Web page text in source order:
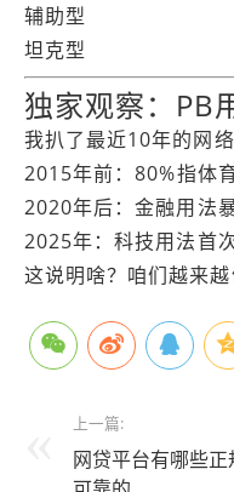
辅助型
坦克型
独家观察：PB
我扒了最近10年的网络
2015年前：80%指体
2020年后：金融用法
2025年：科技用法首
这说明啥？咱们越来越
上一篇:
网贷平台有哪些正